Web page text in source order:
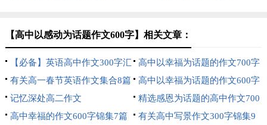
【高中以感动为话题作文600字】相关文章：
【必备】英语高中作文300字汇
编六篇
高中以幸福为话题的作文700字
锦集十篇
有关高一春节英语作文集合8篇
高中以幸福为话题的作文600字
四篇
记忆深处高二作文
精选感恩为话题的高中作文700
字集锦八篇
高中幸福的作文600字锦集7篇
有关高中写景作文300字锦集9